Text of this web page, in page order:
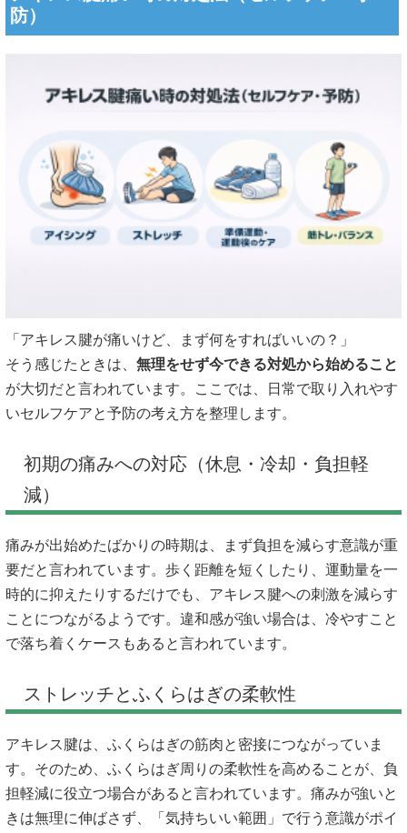
防）
「アキレス腱が痛いけど、まず何をすればいいの？」
そう感じたときは、 無理をせず今できる対処から始めること
が大切だと言われています。ここでは、日常で取り入れやす
いセルフケアと予防の考え方を整理します。
初期の痛みへの対応（休息・冷却・負担軽
減）
痛みが出始めたばかりの時期は、まず負担を減らす意識が重
要だと言われています。歩く距離を短くしたり、運動量を一
時的に抑えたりするだけでも、アキレス腱への刺激を減らす
ことにつながるようです。違和感が強い場合は、冷やすこと
で落ち着くケースもあると言われています。
ストレッチとふくらはぎの柔軟性
アキレス腱は、ふくらはぎの筋肉と密接につながっていま
す。そのため、ふくらはぎ周りの柔軟性を高めることが、負
担軽減に役立つ場合があると言われています。痛みが強いと
きは無理に伸ばさず、「気持ちいい範囲」で行う意識がポイ